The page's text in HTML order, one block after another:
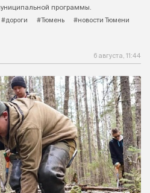
программы.
#дороги #Тюмень
#новости Тюмени
6 августа, 11:44